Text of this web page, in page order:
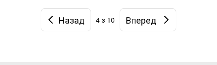
Назад 4 з 10 Вперед